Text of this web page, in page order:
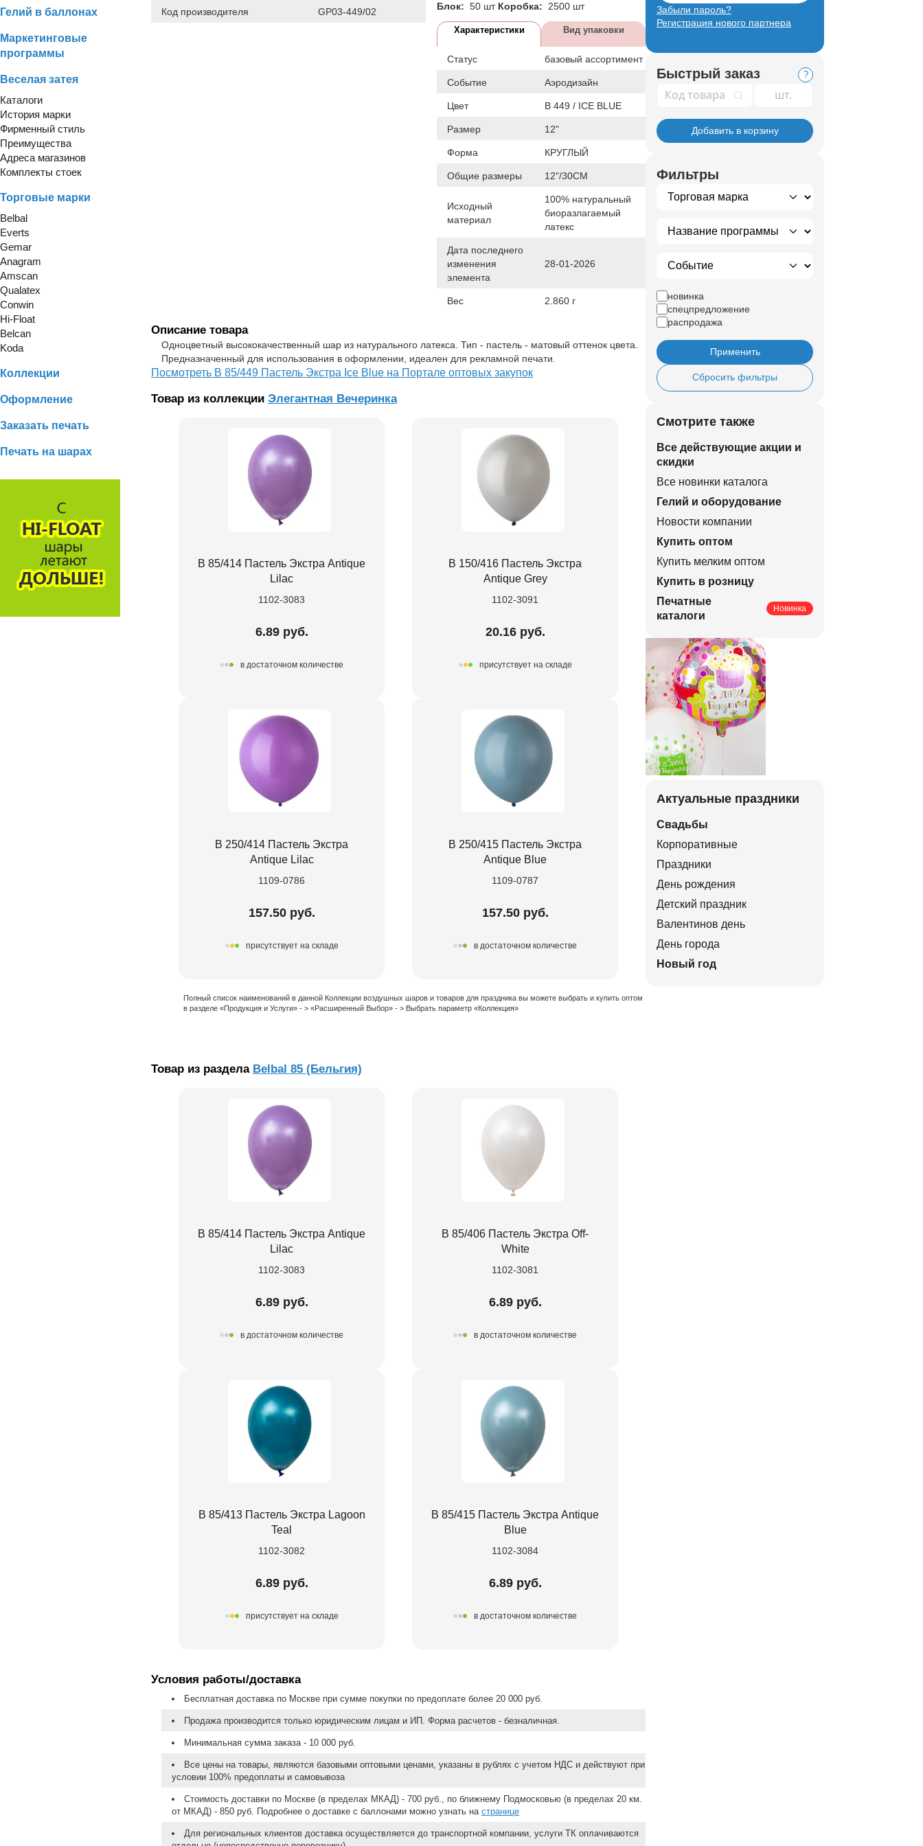
Гелий в баллонах
Маркетинговые
программы
Веселая затея
Каталоги
История марки
Фирменный стиль
Преимущества
Адреса магазинов
Комплекты стоек
Торговые марки
Belbal
Everts
Gemar
Anagram
Amscan
Qualatex
Conwin
Hi-Float
Belcan
Koda
Коллекции
Оформление
Заказать печать
Печать на шарах
Код производителя GP03-449/02 Блок: 50 шт Коробка: 2500 шт
Характеристики Вид упаковки
Статус базовый ассортимент
Событие Аэродизайн
Цвет B 449 / ICE BLUE
Размер 12"
Форма КРУГЛЫЙ
Общие размеры 12"/30СМ
Исходный
материал
100% натуральный
биоразлагаемый
латекс
Дата последнего
изменения
элемента
28-01-2026
Вес 2.860 г
Описание товара
Одноцветный высококачественный шар из натурального латекса. Тип - пастель - матовый оттенок цвета.
Предназначенный для использования в оформлении, идеален для рекламной печати.
Посмотреть В 85/449 Пастель Экстра Ice Blue на Портале оптовых закупок
Товар из коллекции Элегантная Вечеринка
В 85/414 Пастель Экстра Antique
Lilac
1102-3083
6.89 руб.
в достаточном количестве
В 150/416 Пастель Экстра
Antique Grey
1102-3091
20.16 руб.
присутствует на складе
В 250/414 Пастель Экстра
Antique Lilac
1109-0786
157.50 руб.
присутствует на складе
В 250/415 Пастель Экстра
Antique Blue
1109-0787
157.50 руб.
в достаточном количестве
Полный список наименований в данной Коллекции воздушных шаров и товаров для праздника вы можете выбрать и купить оптом
в разделе «Продукция и Услуги» - > «Расширенный Выбор» - > Выбрать параметр «Коллекция»
Товар из раздела Belbal 85 (Бельгия)
В 85/414 Пастель Экстра Antique
Lilac
1102-3083
6.89 руб.
в достаточном количестве
В 85/406 Пастель Экстра Off-
White
1102-3081
6.89 руб.
в достаточном количестве
В 85/413 Пастель Экстра Lagoon
Teal
1102-3082
6.89 руб.
присутствует на складе
В 85/415 Пастель Экстра Antique
Blue
1102-3084
6.89 руб.
в достаточном количестве
Условия работы/доставка
Бесплатная доставка по Москве при сумме покупки по предоплате более 20 000 руб.
Продажа производится только юридическим лицам и ИП. Форма расчетов - безналичная.
Минимальная сумма заказа - 10 000 руб.
Все цены на товары, являются базовыми оптовыми ценами, указаны в рублях с учетом НДС и действуют при
условии 100% предоплаты и самовывоза
Стоимость доставки по Москве (в пределах МКАД) - 700 руб., по ближнему Подмосковью (в пределах 20 км.
от МКАД) - 850 руб. Подробнее о доставке с баллонами можно узнать на странице
Для региональных клиентов доставка осуществляется до транспортной компании, услуги ТК оплачиваются
Забыли пароль?
Регистрация нового партнера
Быстрый заказ ?
Код товара
Добавить в корзину
Фильтры
новинка
спецпредложение
распродажа
Применить
Сбросить фильтры
Смотрите также
Все действующие акции и
скидки
Все новинки каталога
Гелий и оборудование
Новости компании
Купить оптом
Купить мелким оптом
Купить в розницу
Печатные
каталоги
Новинка
Актуальные праздники
Свадьбы
Корпоративные
Праздники
День рождения
Детский праздник
Валентинов день
День города
Новый год